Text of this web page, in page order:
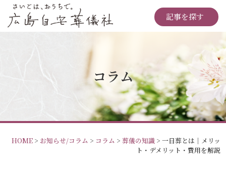
記事を探す
コラム
HOME> お知らせ/コラム > コラム > 葬儀の知識> 一日葬とは｜メリッ
ト・デメリット・費用を解説